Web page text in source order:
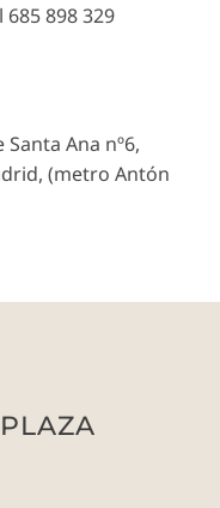
898 329
Ana nº6,
(metro Antón